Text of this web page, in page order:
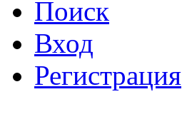
Поиск
Вход
Регистрация